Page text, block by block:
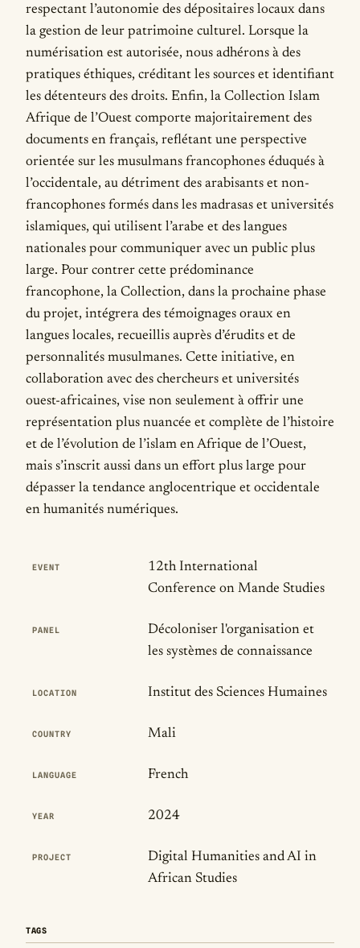
respectant l’autonomie des dépositaires locaux dans
la gestion de leur patrimoine culturel. Lorsque la
numérisation est autorisée, nous adhérons à des
pratiques éthiques, créditant les sources et identifiant
les détenteurs des droits. Enfin, la Collection Islam
Afrique de l’Ouest comporte majoritairement des
documents en français, reflétant une perspective
orientée sur les musulmans francophones éduqués à
l’occidentale, au détriment des arabisants et non-
francophones formés dans les madrasas et universités
islamiques, qui utilisent l’arabe et des langues
nationales pour communiquer avec un public plus
large. Pour contrer cette prédominance
francophone, la Collection, dans la prochaine phase
du projet, intégrera des témoignages oraux en
langues locales, recueillis auprès d’érudits et de
personnalités musulmanes. Cette initiative, en
collaboration avec des chercheurs et universités
ouest-africaines, vise non seulement à offrir une
représentation plus nuancée et complète de l’histoire
et de l’évolution de l’islam en Afrique de l’Ouest,
mais s’inscrit aussi dans un effort plus large pour
dépasser la tendance anglocentrique et occidentale
en humanités numériques.
Publication Details
EVENT
12th International
Conference on Mande Studies
PANEL
Décoloniser l'organisation et
les systèmes de connaissance
LOCATION Institut des Sciences Humaines
COUNTRY Mali
LANGUAGE French
YEAR 2024
PROJECT
Digital Humanities and AI in
African Studies
TAGS